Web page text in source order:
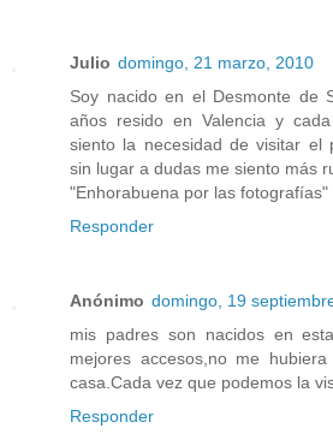
Julio domingo, 21 marzo, 2010
Soy nacido en el Desmonte de
años resido en Valencia y
siento la necesidad de visitar el
sin lugar a dudas me siento más
"Enhorabuena por las fotografías"
Responder
Anónimo domingo, 19
mis padres son nacidos en
mejores accesos,no me
casa.Cada vez que podemos la
Responder